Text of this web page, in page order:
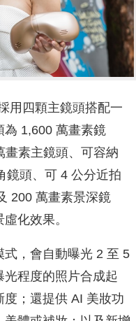
用四顆主鏡頭搭配一
為 1,600 萬畫素鏡
畫素主鏡頭、可容納
鏡頭、可 4 公分近拍
200 萬畫素景深鏡
化效果。
，會自動曝光 2 至 5
程度的照片合成起
；還提供 AI 美妝功